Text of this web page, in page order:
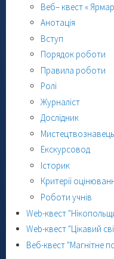
Веб– квест «
Анотація
Вступ
Порядок роботи
Правила роботи
Ролі
Журналіст
Дослідник
Мистецтвознавець
Екскурсовод
Історик
Критерії
Роботи учнів
Web-квест
Web-квест "Цікавий
Веб-квест "Магнітне